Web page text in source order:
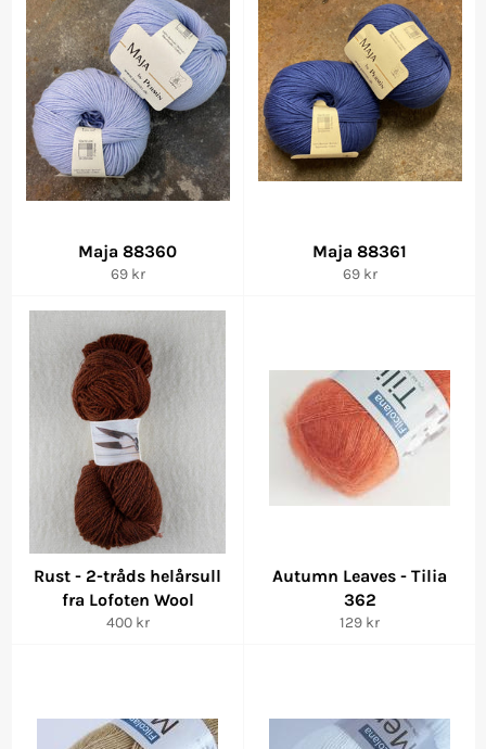
Maja 88360
Vanlig
69 kr
Maja 88361
Vanlig
69 kr
Rust - 2-tråds helårsull
fra Lofoten Wool
Vanlig
400 kr
Autumn Leaves - Tilia
362
Vanlig
129 kr